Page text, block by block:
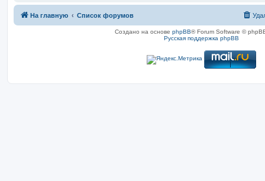
На главную Список форумов
Создано на основе phpBB® Forum Software ©
Русская поддержка phpBB